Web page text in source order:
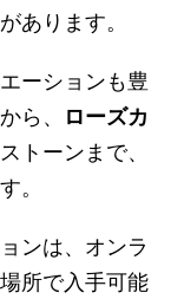
あります。
ーションも豊
から、
ローズカ
トーンまで、
。
ンは、オンラ
所で入手可能